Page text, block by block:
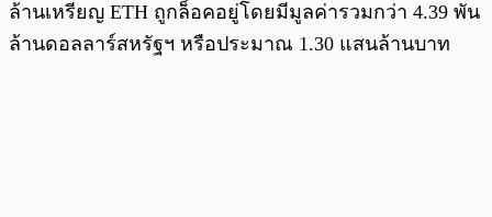
ล้านเหรียญ ETH ถูกล็อคอยู่โดยมีมูลค่ารวมกว่า 4.39 พัน
ล้านดอลลาร์สหรัฐฯ หรือประมาณ 1.30 แสนล้านบาท